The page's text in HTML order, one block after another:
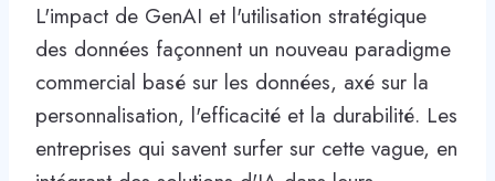
L'impact de GenAI et l'utilisation stratégique
des données façonnent un nouveau paradigme
commercial basé sur les données, axé sur la
personnalisation, l'efficacité et la durabilité. Les
entreprises qui savent surfer sur cette vague, en